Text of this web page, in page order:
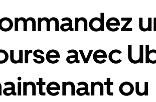
avec
ou